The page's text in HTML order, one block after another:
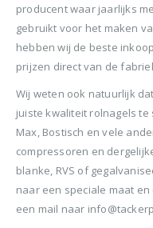
producent waar jaarlijks
gebruikt voor het maken
hebben wij de beste
prijzen direct van de
Wij weten ook natuurlijk
juiste kwaliteit rolnagels te
Max, Bostisch en vele
compressoren en
blanke, RVS of
naar een speciale maat
een mail naar